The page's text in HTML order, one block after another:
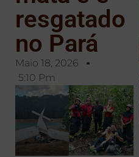
resgatado
no Pará
Maio 18, 2026
5:10 Pm